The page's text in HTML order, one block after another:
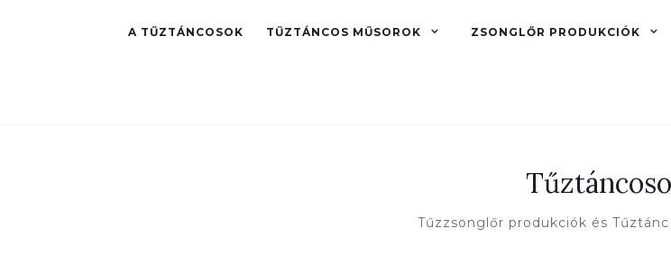
A TŰZTÁNCOSOK TŰZTÁNCOS MŰSOROK ZSONGLŐR PRODUKCIÓK
Tűzzsonglőr produkciók és